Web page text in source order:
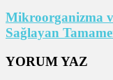
Mikroorganizma
Sağlayan
YORUM YAZ